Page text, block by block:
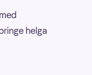
helga